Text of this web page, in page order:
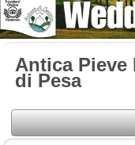
Antica Pieve
di Pesa